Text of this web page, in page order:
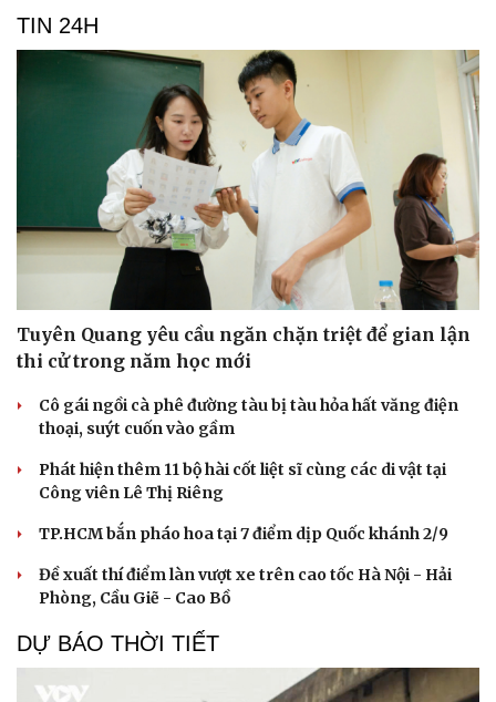
TIN 24H
Tuyên Quang yêu cầu ngăn chặn triệt để gian lận
thi cử trong năm học mới
Cô gái ngồi cà phê đường tàu bị tàu hỏa hất văng điện
thoại, suýt cuốn vào gầm
Phát hiện thêm 11 bộ hài cốt liệt sĩ cùng các di vật tại
Công viên Lê Thị Riêng
TP.HCM bắn pháo hoa tại 7 điểm dịp Quốc khánh 2/9
Đề xuất thí điểm làn vượt xe trên cao tốc Hà Nội - Hải
Phòng, Cầu Giẽ - Cao Bồ
DỰ BÁO THỜI TIẾT